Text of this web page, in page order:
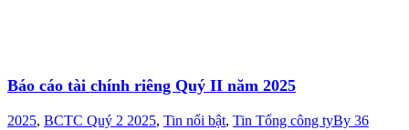
Báo cáo tài chính riêng Quý II năm 2025
2025, BCTC Quý 2 2025, Tin nổi bật, Tin Tổng công tyBy 36